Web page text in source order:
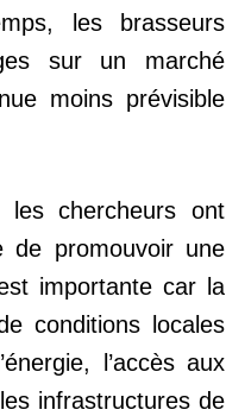
les brasseurs
sur un marché
moins prévisible
les chercheurs ont
de promouvoir une
importante car la
conditions locales
l’accès aux
infrastructures de